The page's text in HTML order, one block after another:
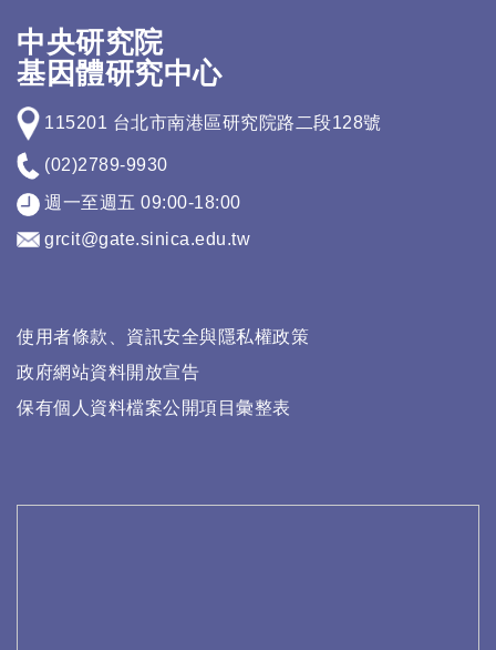
中央研究院
基因體研究中心
115201 台北市南港區研究院路二段128號
(02)2789-9930
週一至週五 09:00-18:00
grcit@gate.sinica.edu.tw
使用者條款、資訊安全與隱私權政策
政府網站資料開放宣告
保有個人資料檔案公開項目彙整表